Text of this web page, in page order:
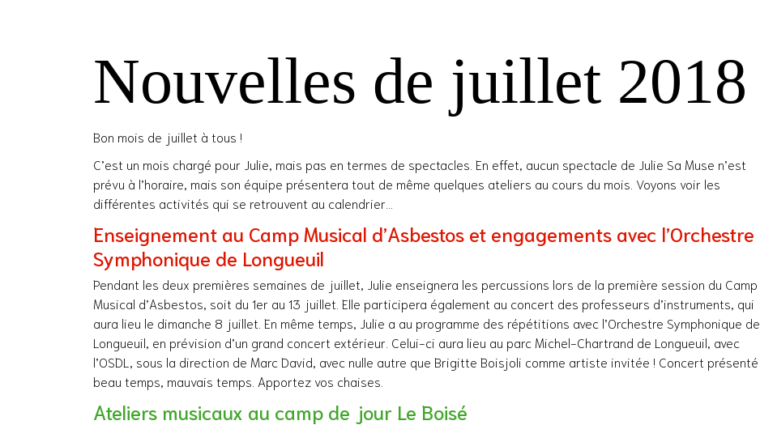
Nouvelles de juillet 2018
Bon mois de juillet à tous !
C’est un mois chargé pour Julie, mais pas en termes de spectacles. En effet, aucun spectacle de Julie Sa Muse n’est
prévu à l’horaire, mais son équipe présentera tout de même quelques ateliers au cours du mois. Voyons voir les
différentes activités qui se retrouvent au calendrier…
Enseignement au Camp Musical d’Asbestos et engagements avec l’Orchestre
Symphonique de Longueuil
Pendant les deux premières semaines de juillet, Julie enseignera les percussions lors de la première session du Camp
Musical d’Asbestos, soit du 1er au 13 juillet. Elle participera également au concert des professeurs d’instruments, qui
aura lieu le dimanche 8 juillet. En même temps, Julie a au programme des répétitions avec l’Orchestre Symphonique de
Longueuil, en prévision d’un grand concert extérieur. Celui-ci aura lieu au parc Michel-Chartrand de Longueuil, avec
l’OSDL, sous la direction de Marc David, avec nulle autre que Brigitte Boisjoli comme artiste invitée ! Concert présenté
beau temps, mauvais temps. Apportez vos chaises.
Ateliers musicaux au camp de jour Le Boisé